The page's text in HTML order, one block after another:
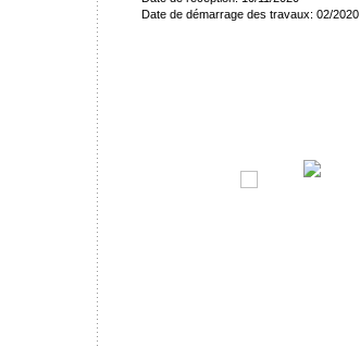
Date de démarrage des travaux: 02/2020